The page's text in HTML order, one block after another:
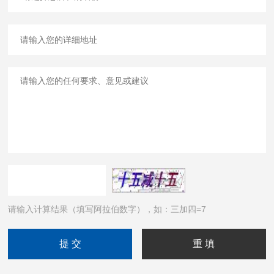
请输入计算结果（填写阿拉伯数字），如：三加四=7